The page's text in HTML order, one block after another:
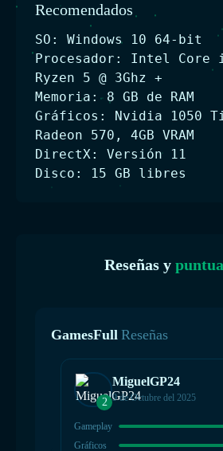
Recomendados
SO: Windows 10 64-bit
Procesador: Intel Core
Ryzen 5 @ 3Ghz +
Memoria: 8 GB de RAM
Gráficos: Nvidia 1050
Radeon 570, 4GB VRAM
DirectX: Versión 11
Disco: 15 GB libres
Reseñas y
GamesFull Reseñas
2
MiguelGP24
9 de Octubre del 2025
Gameplay
Gráficos